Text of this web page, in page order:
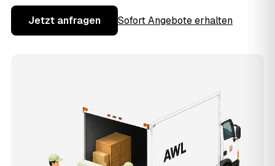
Jetzt anfragen Sofort Angebote erhalten